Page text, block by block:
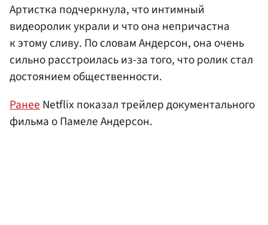
Артистка подчеркнула, что интимный
видеоролик украли и что она непричастна
к этому сливу. По словам Андерсон, она очень
сильно расстроилась из-за того, что ролик стал
достоянием общественности.
РанееNetflix показал трейлер документального
фильма о Памеле Андерсон.